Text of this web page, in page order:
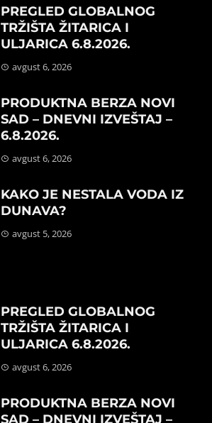
PREGLED GLOBALNOG
TRŽIŠTA ŽITARICA I
ULJARICA 6.8.2026.
avgust 6, 2026
PRODUKTNA BERZA NOVI
SAD – DNEVNI IZVEŠTAJ –
6.8.2026.
avgust 6, 2026
KAKO JE NESTALA VODA IZ
DUNAVA?
avgust 5, 2026
PREGLED GLOBALNOG
TRŽIŠTA ŽITARICA I
ULJARICA 6.8.2026.
avgust 6, 2026
PRODUKTNA BERZA NOVI
SAD – DNEVNI IZVEŠTAJ –